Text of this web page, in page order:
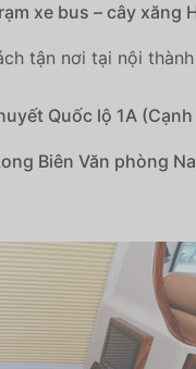
xe bus – cây xăng
tận nơi tại nội
Quốc lộ 1A
Biên Văn phòng